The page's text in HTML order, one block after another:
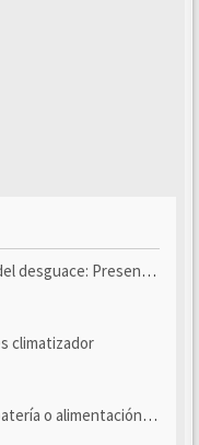
Presentación y seguimiento
climatizador
o alimentación eléctri...